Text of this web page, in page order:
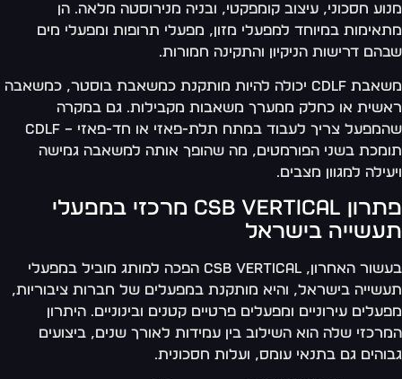
חסכוני, עיצוב קומפקטי, ובניה מנירוסטה מלאה. הן
במיוחד למפעלי מזון, מפעלי תרופות ומפעלי מים
דרישות הניקיון והתקינה חמורות.
משאבת CDLF יכולה להיות מותקנת כמשאבת בוסטר, כמשאבה
או כחלק ממערך משאבות מקבילות. גם במקרה
שהמפעל צריך לעבוד במתח תלת-פאזי או חד-פאזי – CDLF
בשני הפורמטים, מה שהופך אותה למשאבה גמישה
למגוון מצבים.
פתרון CSB Vertical מרכזי במפעלי
בישראל
בעשור האחרון, CSB Vertical הפכה למותג מוביל במפעלי
בישראל, והיא מותקנת במפעלים של חברות ציבוריות,
עירוניים ומפעלים פרטיים קטנים ובינוניים. היתרון
שלה הוא השילוב בין עמידות לאורך שנים, ביצועים
גם בתנאי עומס, ועלות חסכונית.